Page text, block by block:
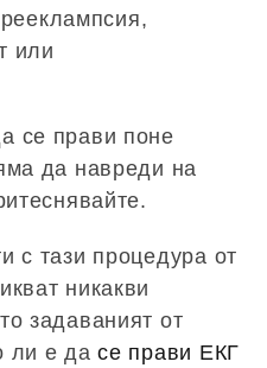
или
се прави поне
да навреди на
с тази процедура от
никакви
задаваният от
ли е дасе прави ЕКГ